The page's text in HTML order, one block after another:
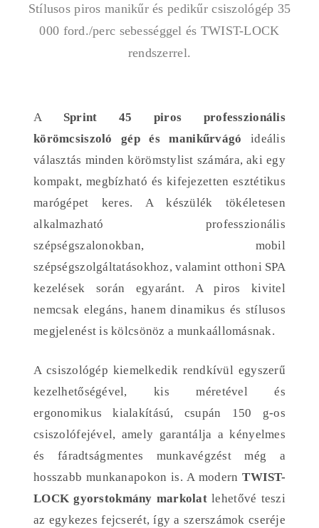
Stílusos piros manikűr és pedikűr csiszológép 35
000 ford./perc sebességgel és TWIST-LOCK
rendszerrel.
A Sprint 45 piros professzionális
körömcsiszoló gép és manikűrvágó ideális
választás minden körömstylist számára, aki egy
kompakt, megbízható és kifejezetten esztétikus
marógépet keres. A készülék tökéletesen
alkalmazható professzionális
szépségszalonokban, mobil
szépségszolgáltatásokhoz, valamint otthoni SPA
kezelések során egyaránt. A piros kivitel
nemcsak elegáns, hanem dinamikus és stílusos
megjelenést is kölcsönöz a munkaállomásnak.
A csiszológép kiemelkedik rendkívül egyszerű
kezelhetőségével, kis méretével és
ergonomikus kialakítású, csupán 150 g-os
csiszolófejével, amely garantálja a kényelmes
és fáradtságmentes munkavégzést még a
hosszabb munkanapokon is. A modernTWIST-
LOCK gyorstokmány markolat lehetővé teszi
az egykezes fejcserét, így a szerszámok cseréje